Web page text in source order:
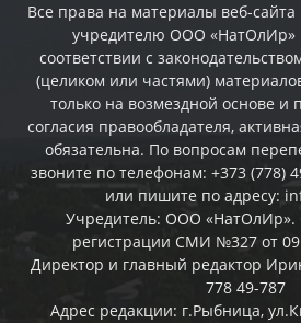
Все права на материалы веб-сайта
учредителю ООО «НатОлИр»
соответствии с
(целиком или частями)
только на возмездной основе и
согласия правообладателя,
обязательна. По вопросам
звоните по телефонам: +373 (778)
или пишите по адресу:
Учредитель: ООО «НатОлИр».
регистрации СМИ №327 от 09
Директор и главный редактор
778 49-787
Адрес редакции: г.Рыбница,